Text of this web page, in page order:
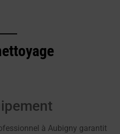
à Aubigny garantit